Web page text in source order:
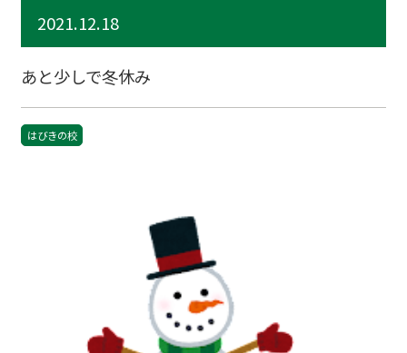
2021.12.18
あと少しで冬休み
はびきの校